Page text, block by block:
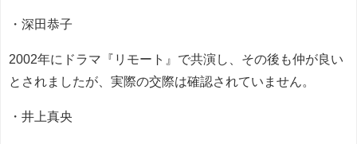
・深田恭子
2002年にドラマ『リモート』で共演し、その後も仲が良い
とされましたが、実際の交際は確認されていません。
・井上真央